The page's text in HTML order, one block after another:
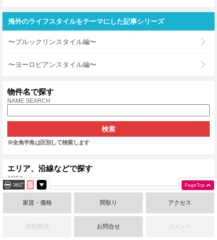
海外のライフスタイルをテーマにした記事シリーズ
〜ブルックリンスタイル編〜
〜ヨーロピアンスタイル編〜
物件名で探す
NAME SEARCH
※全角半角は区別して検索します
エリア、沿線などで探す
AREA
名古屋市中川区
名古屋市北区
名古屋市東区
名古屋市千種区
名古屋市名東区
名古屋市昭和区
家賃・価格 間取り アクセス
初期費用 お問合せ コメント
PageTop